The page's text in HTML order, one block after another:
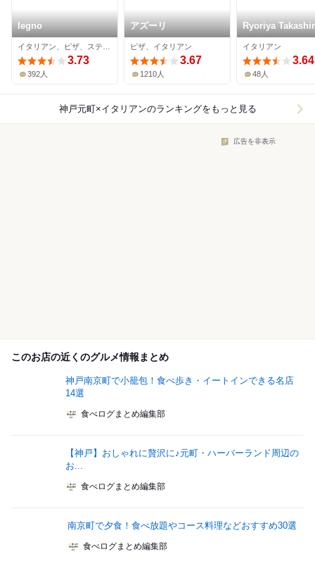
legno
3.73
392人
アズーリ
ピザ、イタリアン
3.67
1210人
Ryoriya
イタリアン
3.64
48人
神戸元町×イタリアンのランキングをもっと見る
広告を非表示
このお店の近くのグルメ情報まとめ
神戸南京町で小籠包！食べ歩き・イートインできる名店
14選
食べログまとめ編集部
【神戸】おしゃれに贅沢に♪元町・ハーバーランド周辺の
お...
食べログまとめ編集部
南京町で夕食！食べ放題やコース料理などおすすめ30選
食べログまとめ編集部